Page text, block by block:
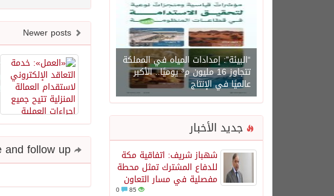
“البيئة”: إمدادات المياه في المملكة
تتجاوز 16 مليون م³ يوميًا.. الأكبر
عالميًا في الإنتاج
جديد الأخبار
شهباز شريف: اتفاقية مكة
للدفاع المشترك تمثل محطة
مفصلية في مسار التعاون
85